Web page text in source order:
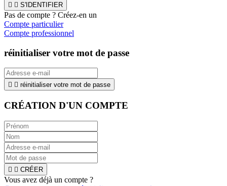
  S'IDENTIFIER
Pas de compte ? Créez-en un
Compte particulier
Compte professionnel
réinitialiser votre mot de passe
  réinitialiser votre mot de passe
CRÉATION D'UN COMPTE
  CRÉER
Vous avez déjà un compte ?